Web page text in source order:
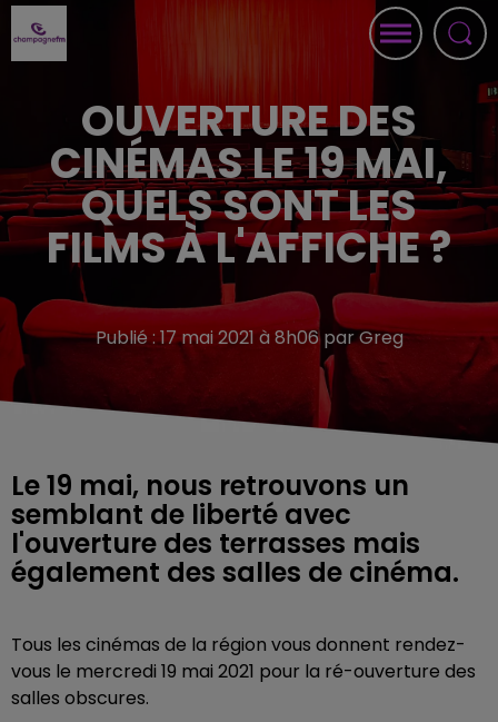
OUVERTURE DES
CINÉMAS LE 19 MAI,
QUELS SONT LES
FILMS À L'AFFICHE ?
Publié : 17 mai 2021 à 8h06 par Greg
Le 19 mai, nous retrouvons un
semblant de liberté avec
l'ouverture des terrasses mais
également des salles de cinéma.
Tous les cinémas de la région vous donnent rendez-
vous le mercredi 19 mai 2021 pour la ré-ouverture des
salles obscures.